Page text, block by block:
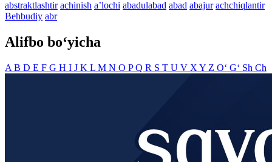
abstraktlashtir achinish aʼlochi abadulabad abad abajur achchiqlantir
Behbudiy abr
Alifbo bo‘yicha
A B D E F G H I J K L M N O PQ R S T U V X Y Z O‘ G‘ Sh Ch